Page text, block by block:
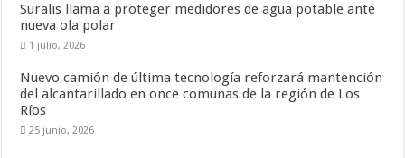
Suralis llama a proteger medidores de agua potable ante
nueva ola polar
1 julio, 2026
Nuevo camión de última tecnología reforzará mantención
del alcantarillado en once comunas de la región de Los
Ríos
25 junio, 2026